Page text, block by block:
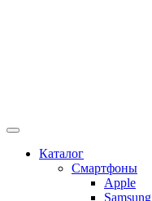
Каталог
Смартфоны
Apple
Samsung